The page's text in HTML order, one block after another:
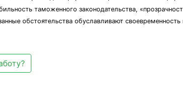
таможенного законодательства,
обстоятельства обуславливают